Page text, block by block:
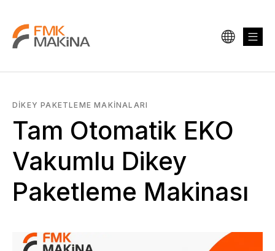
DIKEY PAKETLEME MAKINALARI
Tam Otomatik EKO
Vakumlu Dikey
Paketleme Makinası